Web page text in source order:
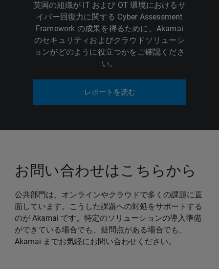
英国の組織が IT および OT 環境におけるサ
イバー回復力に関する Cyber Assessment
Framework の成果を得るために、Akamai
のセキュリティおよびクラウドソリューシ
ョンがどのように役立つかをご確認くださ
い。
レポートを読む
お問い合わせはこちらから
公共部門は、オンラインやクラウドで多くの課題に直
面しています。こうした課題への対処をサポートする
のが Akamai です。特定のソリューションの導入準備
ができている場合でも、疑問点がある場合でも、
Akamai までお気軽にお問い合わせください。